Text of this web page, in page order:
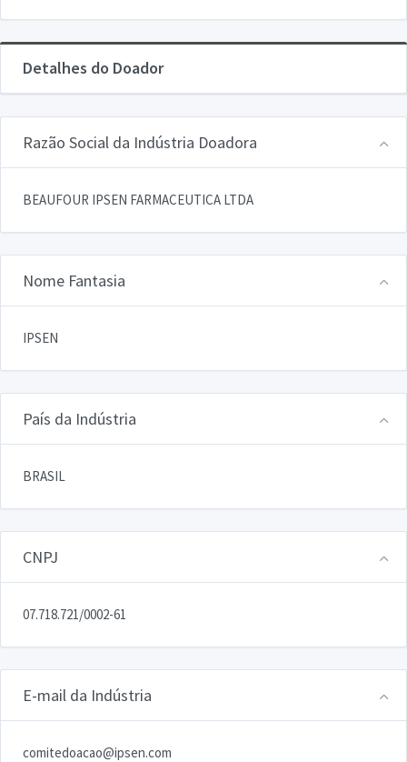
Detalhes do Doador
Razão Social da Indústria Doadora
BEAUFOUR IPSEN FARMACEUTICA LTDA
Nome Fantasia
IPSEN
País da Indústria
BRASIL
CNPJ
07.718.721/0002-61
E-mail da Indústria
comitedoacao@ipsen.com